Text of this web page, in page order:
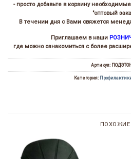
- просто добавьте в корзину
"оптовый
В течении дня с Вами свяжется
Приглашаем в наши
где можно ознакомиться с более
Артикул:
Категория:
ПОХОЖИЕ